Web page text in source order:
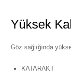
Yüksek
Göz sağlığında
KATARAKT